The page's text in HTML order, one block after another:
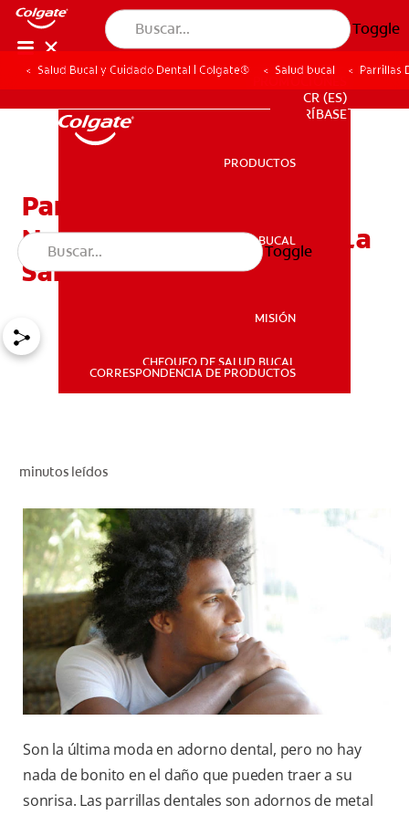
Toggle
SALUD BUCAL
PROMOCIONES
CR (ES)
SUSCRÍBASE
PRODUCTOS
SALUD BUCAL
MISIÓN
CHEQUEO DE SALUD BUCAL
CORRESPONDENCIA DE PRODUCTOS
Toggle
Salud Bucal y Cuidado Dental | Colgate® Salud bucal Parrillas
Parrillas Dentales — La
Nueva Moda Que Afecta La
Salud De Sus Dientes
minutos leídos
Son la última moda en adorno dental, pero no hay
nada de bonito en el daño que pueden traer a su
sonrisa. Las parrillas dentales son adornos de metal